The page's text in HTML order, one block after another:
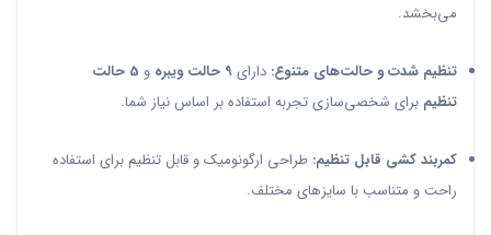
می‌بخشد.
تنظیم شدت و حالت‌های متنوع: دارای9 حالت ویبره و
5 حالت
تنظیم برای شخصی‌سازی تجربه استفاده بر اساس نیاز شما.
کمربند کشی قابل تنظیم: طراحی ارگونومیک و قابل تنظیم برای استفاده
راحت و متناسب با سایزهای مختلف.